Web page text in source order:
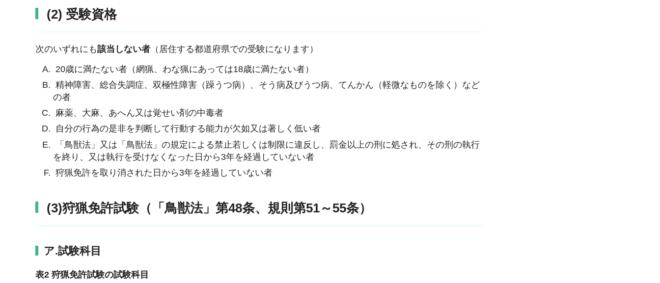
(2) 受験資格
次のいずれにも該当しない者 （居住する都道府県での受験になります）
20歳に満たない者（網猟、わな猟にあっては18歳に満たない者）
精神障害、総合失調症、双極性障害（躁うつ病）、そう病及びうつ病、てんかん（軽微なものを除く）など
の者
麻薬、大麻、あへん又は覚せい剤の中毒者
自分の行為の是非を判断して行動する能力が欠如又は著しく低い者
「鳥獣法」又は「鳥獣法」の規定による禁止若しくは制限に違反し、罰金以上の刑に処され、その刑の執行
を終り、又は執行を受けなくなった日から3年を経過していない者
狩猟免許を取り消された日から3年を経過していない者
(3)狩猟免許試験（「鳥獣法」第48条、規則第51～55条）
ア.試験科目
表2 狩猟免許試験の試験科目